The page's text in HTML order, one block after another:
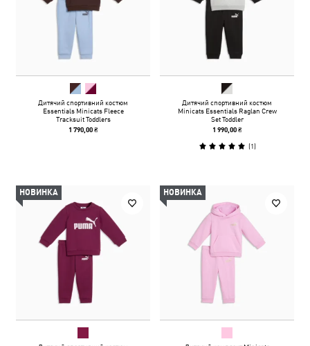
Дитячий спортивний костюм
Essentials Minicats Fleece
Tracksuit Toddlers
1 790,00 ₴
Дитячий спортивний костюм
Minicats Essentials Raglan Crew
Set Toddler
1 990,00 ₴
(1)
НОВИНКА НОВИНКА